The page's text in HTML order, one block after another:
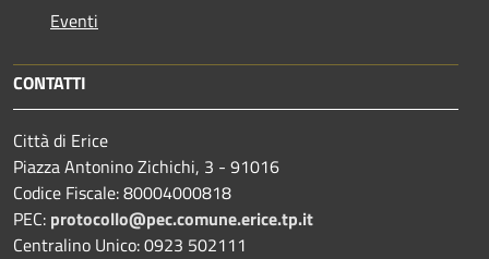
Eventi
CONTATTI
Città di Erice
Piazza Antonino Zichichi, 3 - 91016
Codice Fiscale: 80004000818
PEC: protocollo@pec.comune.erice.tp.it
Centralino Unico: 0923 502111